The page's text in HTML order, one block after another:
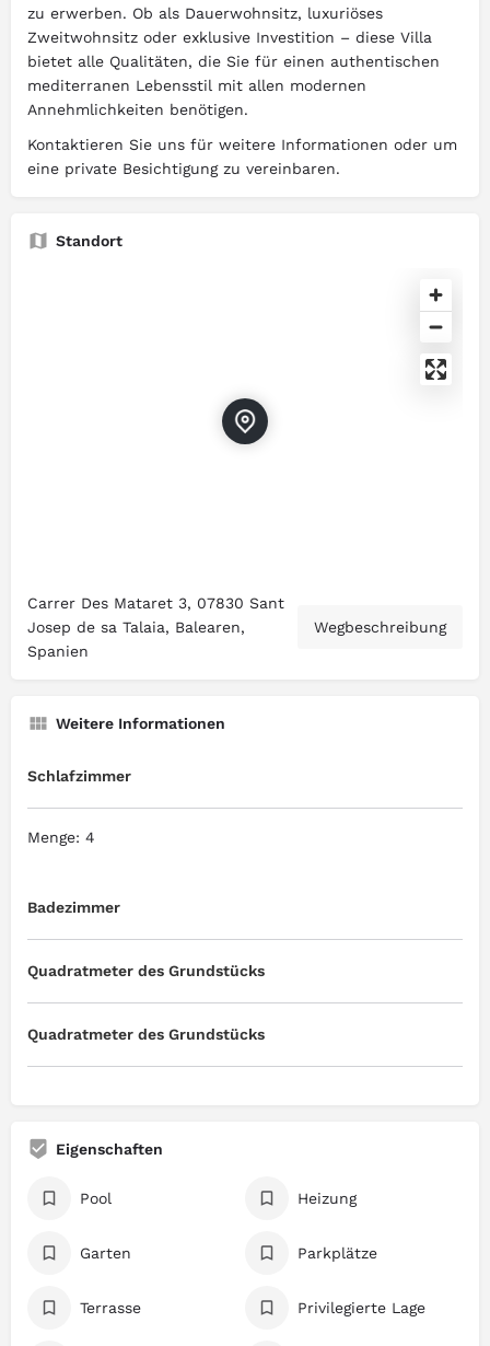
zu erwerben. Ob als Dauerwohnsitz, luxuriöses
Zweitwohnsitz oder exklusive Investition – diese Villa
bietet alle Qualitäten, die Sie für einen authentischen
mediterranen Lebensstil mit allen modernen
Annehmlichkeiten benötigen.
Kontaktieren Sie uns für weitere Informationen oder um
eine private Besichtigung zu vereinbaren.
Standort
Carrer Des Mataret 3, 07830 Sant
Josep de sa Talaia, Balearen,
Spanien
Wegbeschreibung
Weitere Informationen
Schlafzimmer
Menge: 4
Badezimmer
Quadratmeter des Grundstücks
Quadratmeter des Grundstücks
Eigenschaften
Pool Heizung
Garten Parkplätze
Terrasse Privilegierte Lage